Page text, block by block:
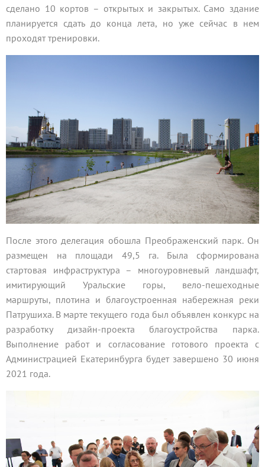
сделано 10 кортов – открытых и закрытых. Само здание
планируется сдать до конца лета, но уже сейчас в нем
проходят тренировки.
После этого делегация обошла Преображенский парк. Он
размещен на площади 49,5 га. Была сформирована
стартовая инфраструктура – многоуровневый ландшафт,
имитирующий Уральские горы, вело-пешеходные
маршруты, плотина и благоустроенная набережная реки
Патрушиха. В марте текущего года был объявлен конкурс на
разработку дизайн-проекта благоустройства парка.
Выполнение работ и согласование готового проекта с
Администрацией Екатеринбурга будет завершено 30 июня
2021 года.